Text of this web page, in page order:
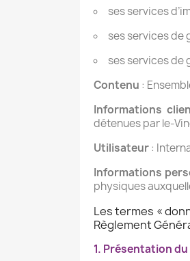
ses services
ses services de
ses services de
Contenu :
Informations
détenues par le-
Utilisateur:
Informations
physiques
Les termes «
Règlement
1. Présentation